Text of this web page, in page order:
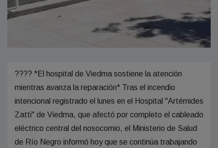
???? *El hospital de Viedma sostiene la atención
mientras avanza la reparación* Tras el incendio
intencional registrado el lunes en el Hospital "Artémides
Zatti" de Viedma, que afectó por completo el cableado
eléctrico central del nosocomio, el Ministerio de Salud
de Río Negro informó hoy que se continúa trabajando